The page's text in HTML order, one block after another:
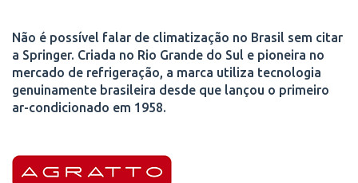
Não é possível falar de climatização no Brasil sem citar
a Springer. Criada no Rio Grande do Sul e pioneira no
mercado de refrigeração, a marca utiliza tecnologia
genuinamente brasileira desde que lançou o primeiro
ar-condicionado em 1958.